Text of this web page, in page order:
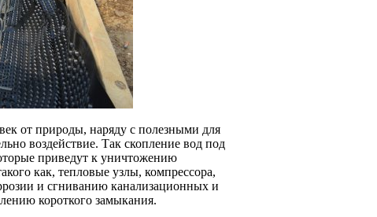
от природы, наряду с полезными для
воздействие. Так скопление вод под
приведут к уничтожению
как, тепловые узлы, компрессора,
и сгниванию канализационных и
короткого замыкания.